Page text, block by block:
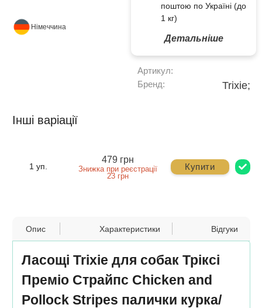
Німеччина
поштою по Україні (до
1 кг)
Детальніше
Артикул:
Бренд:
Trixie;
Інші варіації
1 уп.
479 грн
Знижка при реєстрації
23 грн
Купити
Опис Характеристики Відгуки
Ласощі Trixie для собак Тріксі
Преміо Страйпс Chicken and
Pollock Stripes палички курка/